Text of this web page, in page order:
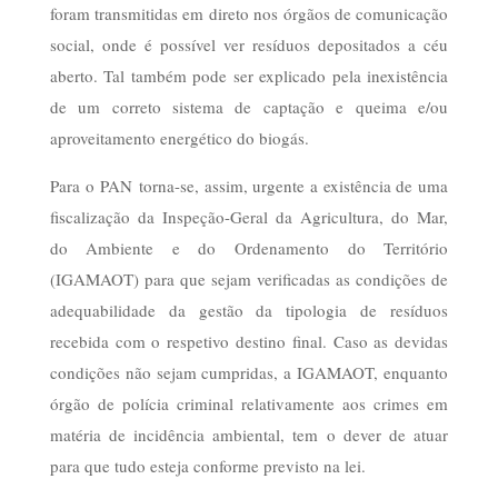
foram transmitidas em direto nos órgãos de comunicação
social, onde é possível ver resíduos depositados a céu
aberto. Tal também pode ser explicado pela inexistência
de um correto sistema de captação e queima e/ou
aproveitamento energético do biogás.
Para o PAN torna-se, assim, urgente a existência de uma
fiscalização da Inspeção-Geral da Agricultura, do Mar,
do Ambiente e do Ordenamento do Território
(IGAMAOT) para que sejam verificadas as condições de
adequabilidade da gestão da tipologia de resíduos
recebida com o respetivo destino final. Caso as devidas
condições não sejam cumpridas, a IGAMAOT, enquanto
órgão de polícia criminal relativamente aos crimes em
matéria de incidência ambiental, tem o dever de atuar
para que tudo esteja conforme previsto na lei.